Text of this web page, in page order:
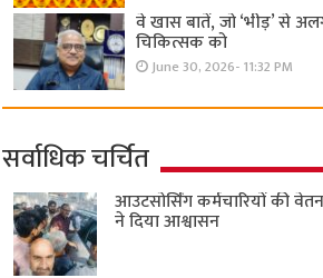
वे खास बातें, जो ‘भीड़’ से
चिकित्सक को
June 30, 2026- 11:32 PM
सर्वाधिक चर्चित
आउटसोर्सिंग कर्मचारियों की
ने दिया आश्वासन